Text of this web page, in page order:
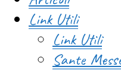
Link Utili
Link Utili
Sante